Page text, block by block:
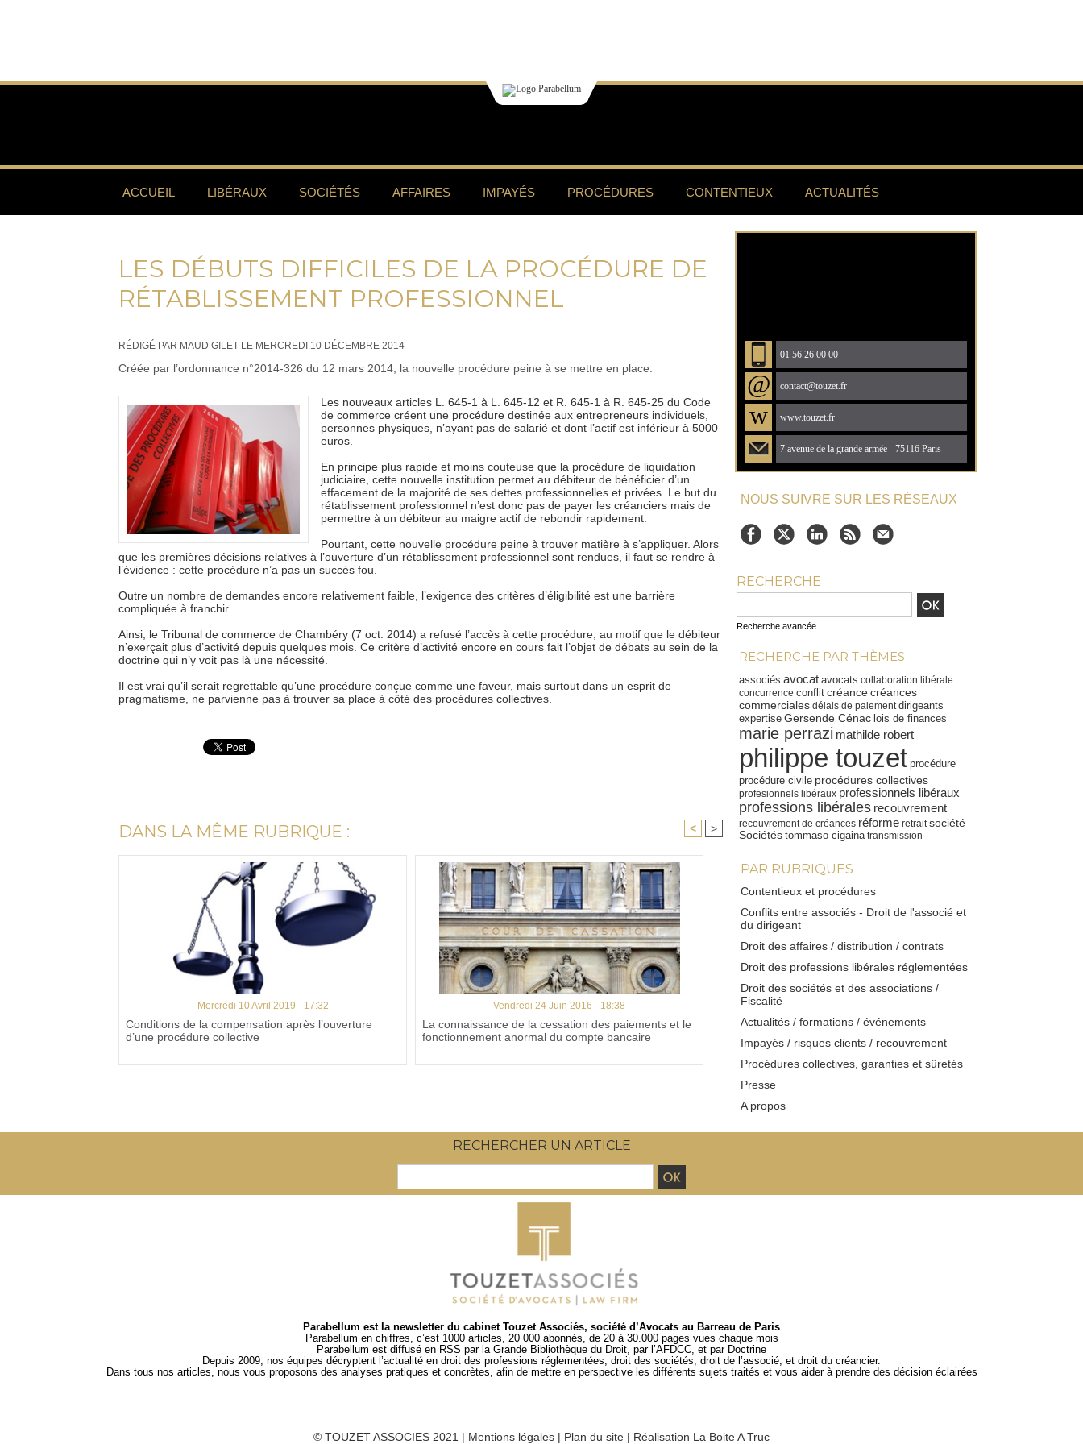
ACCUEIL LIBÉRAUX SOCIÉTÉS AFFAIRES IMPAYÉS PROCÉDURES CONTENTIEUX ACTUALITÉS
LES DÉBUTS DIFFICILES DE LA PROCÉDURE DE
RÉTABLISSEMENT PROFESSIONNEL
RÉDIGÉ PAR MAUD GILET LE MERCREDI 10 DÉCEMBRE 2014
Créée par l’ordonnance n°2014-326 du 12 mars 2014, la nouvelle procédure peine à se mettre en place.
Les nouveaux articles L. 645-1 à L. 645-12 et R. 645-1 à R. 645-25 du Code
de commerce créent une procédure destinée aux entrepreneurs individuels,
personnes physiques, n’ayant pas de salarié et dont l’actif est inférieur à 5000
euros.
En principe plus rapide et moins couteuse que la procédure de liquidation
judiciaire, cette nouvelle institution permet au débiteur de bénéficier d’un
effacement de la majorité de ses dettes professionnelles et privées. Le but du
rétablissement professionnel n’est donc pas de payer les créanciers mais de
permettre à un débiteur au maigre actif de rebondir rapidement.
Pourtant, cette nouvelle procédure peine à trouver matière à s’appliquer. Alors
que les premières décisions relatives à l’ouverture d’un rétablissement professionnel sont rendues, il faut se rendre à
l’évidence : cette procédure n’a pas un succès fou.
Outre un nombre de demandes encore relativement faible, l’exigence des critères d’éligibilité est une barrière
compliquée à franchir.
Ainsi, le Tribunal de commerce de Chambéry (7 oct. 2014) a refusé l’accès à cette procédure, au motif que le débiteur
n’exerçait plus d’activité depuis quelques mois. Ce critère d’activité encore en cours fait l’objet de débats au sein de la
doctrine qui n’y voit pas là une nécessité.
Il est vrai qu’il serait regrettable qu’une procédure conçue comme une faveur, mais surtout dans un esprit de
pragmatisme, ne parvienne pas à trouver sa place à côté des procédures collectives.
DANS LA MÊME RUBRIQUE : < >
Mercredi 10 Avril 2019 - 17:32
Conditions de la compensation après l’ouverture
d’une procédure collective
Vendredi 24 Juin 2016 - 18:38
La connaissance de la cessation des paiements et le
fonctionnement anormal du compte bancaire
01 56 26 00 00
@ contact@touzet.fr
w www.touzet.fr
7 avenue de la grande armée - 75116 Paris
NOUS SUIVRE SUR LES RÉSEAUX
RECHERCHE
Recherche avancée
RECHERCHE PAR THÈMES
associés avocat avocats collaboration libérale
concurrence conflit créancecréances
commerciales délais de paiement dirigeants
expertise Gersende Cénac lois de finances
marie perrazi mathilde robert
philippe touzet procédure
procédure civile procédures collectives
profesionnels libéraux professionnels libéraux
professions libérales recouvrement
recouvrement de créances réforme retrait société
Sociétés tommaso cigaina transmission
PAR RUBRIQUES
Contentieux et procédures
Conflits entre associés - Droit de l'associé et
du dirigeant
Droit des affaires / distribution / contrats
Droit des professions libérales réglementées
Droit des sociétés et des associations /
Fiscalité
Actualités / formations / événements
Impayés / risques clients / recouvrement
Procédures collectives, garanties et sûretés
Presse
A propos
RECHERCHER UN ARTICLE
Parabellum est la newsletter du cabinet Touzet Associés, société d’Avocats au Barreau de Paris
Parabellum en chiffres, c’est 1000 articles, 20 000 abonnés, de 20 à 30.000 pages vues chaque mois
Parabellum est diffusé en RSS par la Grande Bibliothèque du Droit, par l’AFDCC, et par Doctrine
Depuis 2009, nos équipes décryptent l’actualité en droit des professions réglementées, droit des sociétés, droit de l’associé, et droit du créancier.
Dans tous nos articles, nous vous proposons des analyses pratiques et concrètes, afin de mettre en perspective les différents sujets traités et vous aider à prendre des décision éclairées
© TOUZET ASSOCIES 2021 | Mentions légales | Plan du site | Réalisation La Boite A Truc